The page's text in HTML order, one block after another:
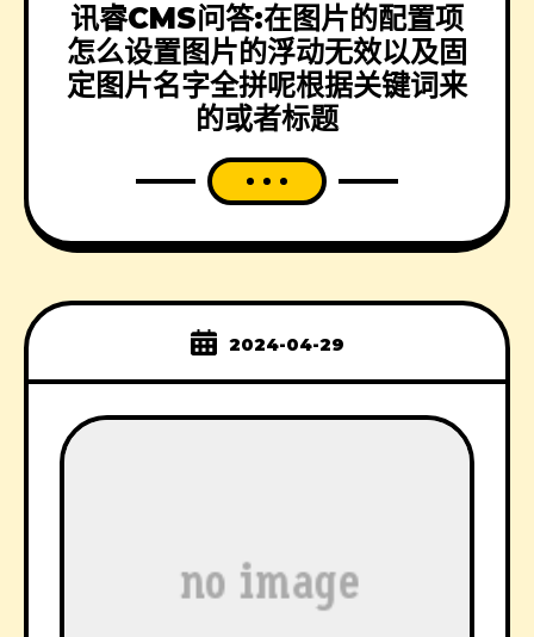
讯睿CMS问答:在图片的配置项
怎么设置图片的浮动无效以及固
定图片名字全拼呢根据关键词来
的或者标题
2024-04-29